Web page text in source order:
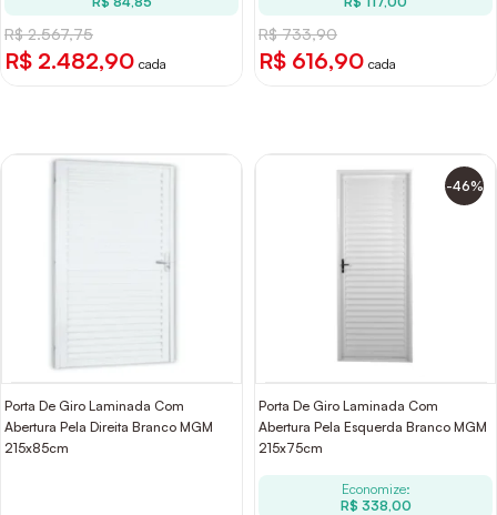
R$ 2.567,75
R$ 2.482,90 cada
R$ 733,90
R$ 616,90 cada
Porta De Giro Laminada Com
Abertura Pela Direita Branco MGM
215x85cm
-46%
Porta De Giro Laminada Com
Abertura Pela Esquerda Branco MGM
215x75cm
Economize:
R$ 338,00